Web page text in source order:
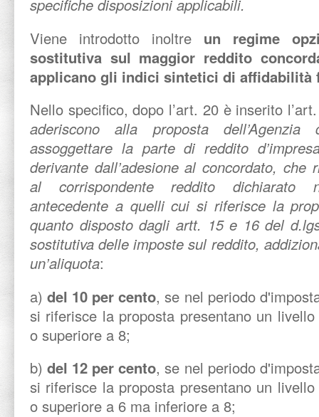
specifiche disposizioni applicabili.
Viene introdotto inoltre un regime
sostitutiva sul maggior reddito
applicano gli indici sintetici di affidabilità
Nello specifico, dopo l’art. 20 è inserito
aderiscono alla proposta dell’Agenzia
assoggettare la parte di reddito
derivante dall’adesione al concordato, che
al corrispondente reddito dichiarato
antecedente a quelli cui si riferisce la
quanto disposto dagli artt. 15 e 16 del
sostitutiva delle imposte sul reddito,
un’aliquota:
a)del 10 per cento, se nel periodo
si riferisce la proposta presentano un
o superiore a 8;
b)del 12 per cento, se nel periodo
si riferisce la proposta presentano un
o superiore a 6 ma inferiore a 8;